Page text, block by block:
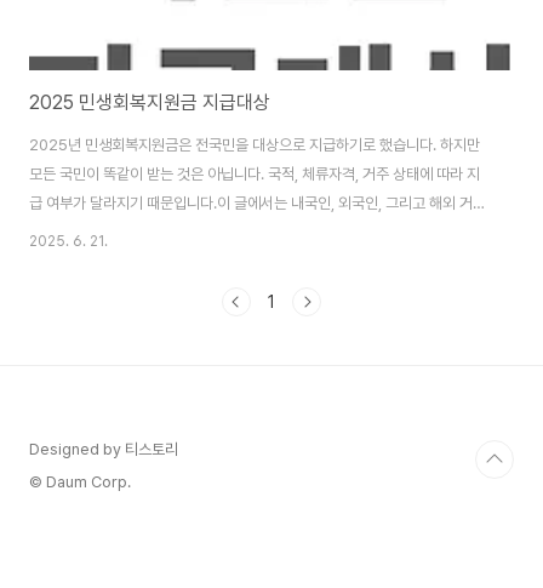
2025 민생회복지원금 지급대상
2025년 민생회복지원금은 전국민을 대상으로 지급하기로 했습니다. 하지만
모든 국민이 똑같이 받는 것은 아닙니다. 국적, 체류자격, 거주 상태에 따라 지
급 여부가 달라지기 때문입니다.이 글에서는 내국인, 외국인, 그리고 해외 거주
국민 각각의 상황에 따라 지원금 수령 가능 여부와 신청 조건을 자세히 안내합
료 납부 기록이 있는 경우 대부분 지급 대상에 포함됩니다. 그러나 신청방식은
2025. 6. 21.
1
Designed by 티스토리
© Daum Corp.